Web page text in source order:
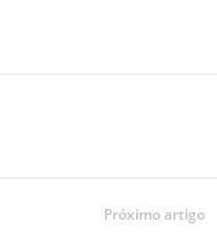
Próximo artigo